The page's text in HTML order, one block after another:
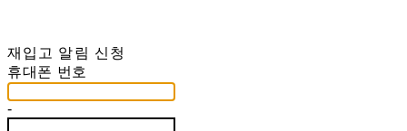
재입고 알림 신청
휴대폰 번호
-